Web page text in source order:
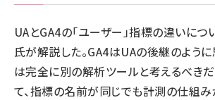
UAとGA4の「ユーザー」指標の違いにつ
氏が解説した。GA4はUAの後継のように
は完全に別の解析ツールと考えるべきだ
て、指標の名前が同じでも計測の仕組み